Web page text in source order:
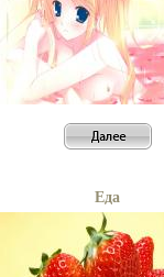
Еда